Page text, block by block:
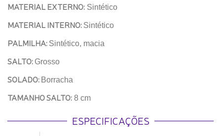
MATERIAL EXTERNO: Sintético
MATERIAL INTERNO: Sintético
PALMILHA: Sintético, macia
SALTO: Grosso
SOLADO: Borracha
TAMANHO SALTO: 8 cm
ESPECIFICAÇÕES